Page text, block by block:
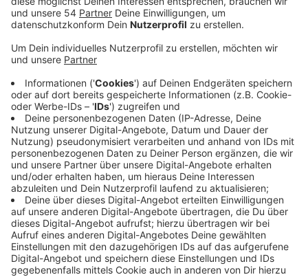
Bei der Mönchengladbacher CDU entscheidet sich an
diesem Wochenende, wer als
Oberbürgermeisterkandidat in die Kommunalwahl
gehen wird. Den Parteimitgliedern stehen gleich zwei
Kandidaten zur Auswahl. Neben dem
Landtagsabgeordneten Frank Boss kandidiert auch
Petra Heinen-Dauber. Sie ist aktuell dritte
Bürgermeisterin und Vorsitzende des
Schulausschusses.
Die Kommunalwahl in NRW findet am 13. September